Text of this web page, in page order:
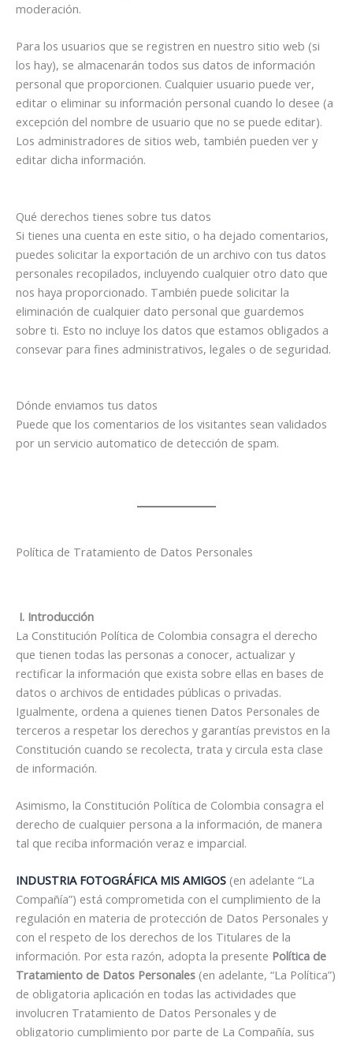
moderación.
Para los usuarios que se registren en nuestro sitio web (si
los hay), se almacenarán todos sus datos de información
personal que proporcionen. Cualquier usuario puede ver,
editar o eliminar su información personal cuando lo desee (a
excepción del nombre de usuario que no se puede editar).
Los administradores de sitios web, también pueden ver y
editar dicha información.
Qué derechos tienes sobre tus datos
Si tienes una cuenta en este sitio, o ha dejado comentarios,
puedes solicitar la exportación de un archivo con tus datos
personales recopilados, incluyendo cualquier otro dato que
nos haya proporcionado. También puede solicitar la
eliminación de cualquier dato personal que guardemos
sobre ti. Esto no incluye los datos que estamos obligados a
consevar para fines administrativos, legales o de seguridad.
Dónde enviamos tus datos
Puede que los comentarios de los visitantes sean validados
por un servicio automatico de detección de spam.
Política de Tratamiento de Datos Personales
I. Introducción
La Constitución Política de Colombia consagra el derecho
que tienen todas las personas a conocer, actualizar y
rectificar la información que exista sobre ellas en bases de
datos o archivos de entidades públicas o privadas.
Igualmente, ordena a quienes tienen Datos Personales de
terceros a respetar los derechos y garantías previstos en la
Constitución cuando se recolecta, trata y circula esta clase
de información.
Asimismo, la Constitución Política de Colombia consagra el
derecho de cualquier persona a la información, de manera
tal que reciba información veraz e imparcial.
INDUSTRIA FOTOGRÁFICA MIS AMIGOS (en adelante “La
Compañía”) está comprometida con el cumplimiento de la
regulación en materia de protección de Datos Personales y
con el respeto de los derechos de los Titulares de la
información. Por esta razón, adopta la presente Política de
Tratamiento de Datos Personales (en adelante, “La Política”)
de obligatoria aplicación en todas las actividades que
involucren Tratamiento de Datos Personales y de
obligatorio cumplimiento por parte de La Compañía, sus